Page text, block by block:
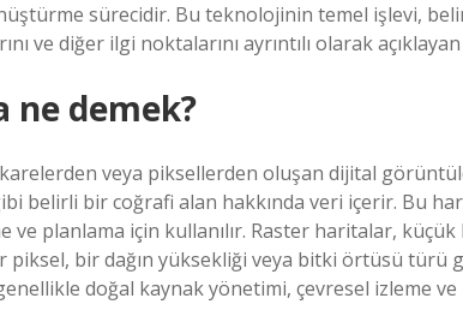
sürecidir. Bu teknolojinin temel işlevi,
ve diğer ilgi noktalarını ayrıntılı olarak
ne demek?
veya piksellerden oluşan dijital
belirli bir coğrafi alan hakkında veri içerir. Bu
ve planlama için kullanılır. Raster haritalar,
bir dağın yüksekliği veya bitki örtüsü türü
doğal kaynak yönetimi, çevresel izleme ve